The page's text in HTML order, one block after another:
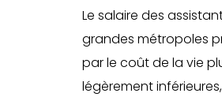
Le salaire des
grandes métropoles
par le coût de la vie
légèrement